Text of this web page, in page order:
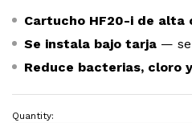
Cartucho HF20-i de alta
Se instala bajo tarja — se
Reduce bacterias, cloro
Quantity: